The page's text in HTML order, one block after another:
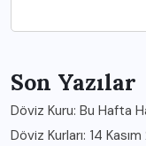
Son Yazılar
Döviz Kuru: Bu Hafta
Döviz Kurları: 14